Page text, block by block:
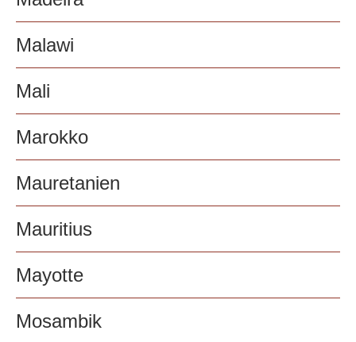
Malawi
Mali
Marokko
Mauretanien
Mauritius
Mayotte
Mosambik